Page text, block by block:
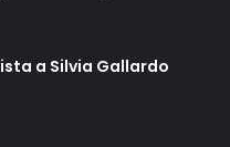
a Silvia Gallardo